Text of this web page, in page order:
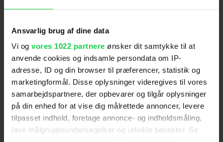
Ansvarlig brug af dine data
Vi og vores 1022 partnere ønsker dit samtykke til at
anvende cookies og indsamle persondata om IP-
adresse, ID og din browser til præferencer, statistik og
marketingformål. Disse oplysninger videregives til vores
samarbejdspartnere, der opbevarer og tilgår oplysninger
på din enhed for at vise dig målrettede annoncer, levere
tilpasset indhold, foretage annonce- og indholdsmåling,
lave målgruppeundersøgelser og udvikle tjenester. Se
Følg os for de seneste nyheder, konkurrencer
samt film- og serietips:
Mest læste nyheder